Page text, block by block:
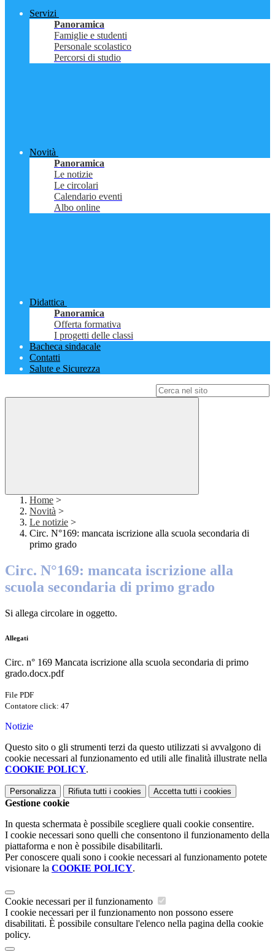
Servizi
Panoramica
Famiglie e studenti
Personale scolastico
Percorsi di studio
Novità
Panoramica
Le notizie
Le circolari
Calendario eventi
Albo online
Didattica
Panoramica
Offerta formativa
I progetti delle classi
Bacheca sindacale
Contatti
Salute e Sicurezza
Home >
Novità >
Le notizie >
Circ. N°169: mancata iscrizione alla scuola secondaria di
primo grado
Circ. N°169: mancata iscrizione alla
scuola secondaria di primo grado
Si allega circolare in oggetto.
Allegati
Circ. n° 169 Mancata iscrizione alla scuola secondaria di primo
grado.docx.pdf
File PDF
Contatore click: 47
Notizie
Questo sito o gli strumenti terzi da questo utilizzati si avvalgono di
cookie necessari al funzionamento ed utili alle finalità illustrate nella
COOKIE POLICY.
Personalizza Rifiuta tutti i cookies Accetta tutti i cookies
Gestione cookie
In questa schermata è possibile scegliere quali cookie consentire.
I cookie necessari sono quelli che consentono il funzionamento della
piattaforma e non è possibile disabilitarli.
Per conoscere quali sono i cookie necessari al funzionamento potete
visionare la COOKIE POLICY.
Cookie necessari per il funzionamento
I cookie necessari per il funzionamento non possono essere
disabilitati. È possibile consultare l'elenco nella pagina della cookie
policy.